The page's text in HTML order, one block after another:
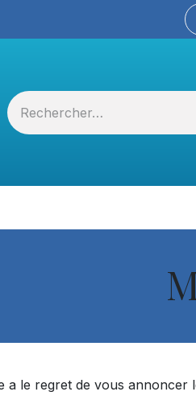
a le regret de vous annoncer